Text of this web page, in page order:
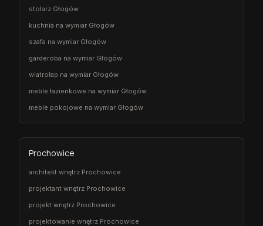
stolarz Głogów
kuchnia na wymiar Głogów
szafa na wymiar Głogów
garderoba na wymiar Głogów
wiatrołap na wymiar Głogów
meble łazienkowe na wymiar Głogów
meble pokojowe na wymiar Głogów
Prochowice
architekt wnętrz Prochowice
projektant wnętrz Prochowice
projekt wnętrz Prochowice
projektowanie wnętrz Prochowice